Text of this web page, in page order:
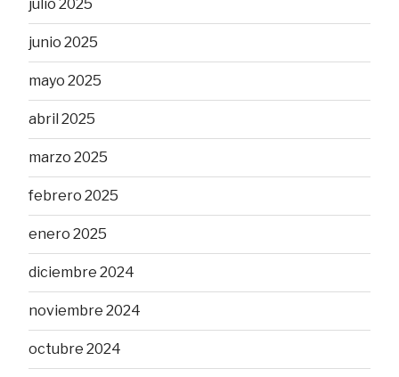
julio 2025
junio 2025
mayo 2025
abril 2025
marzo 2025
febrero 2025
enero 2025
diciembre 2024
noviembre 2024
octubre 2024